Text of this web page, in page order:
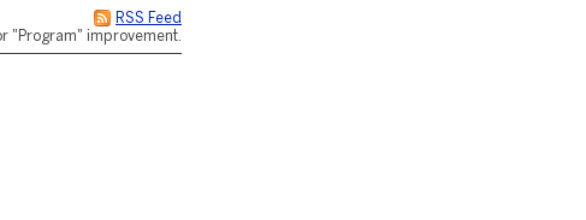
RSS Feed
"Program" improvement.